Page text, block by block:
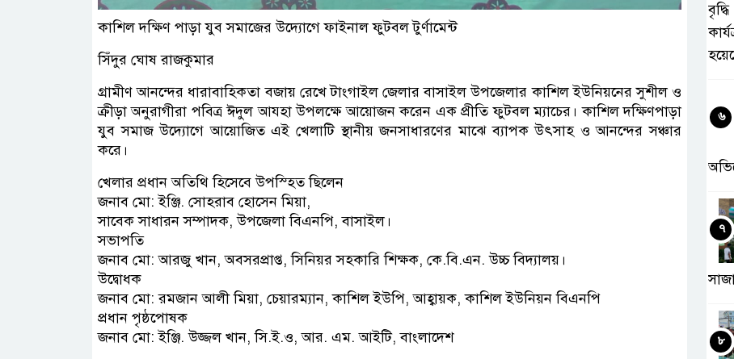
কাশিল দক্ষিণ পাড়া যুব সমাজের উদ্যােগে ফাইনাল ফুটবল টুর্ণামেন্ট
সিঁদুর ঘোষ রাজকুমার
গ্রামীণ আনন্দের ধারাবাহিকতা বজায় রেখে টাংগাইল জেলার বাসাইল উপজেলার কাশিল ইউনিয়নের সুশীল ও
ক্রীড়া অনুরাগীরা পবিত্র ঈদুল আযহা উপলক্ষে আয়োজন করেন এক প্রীতি ফুটবল ম্যাচের। কাশিল দক্ষিণপাড়া
যুব সমাজ উদ্যোগে আয়োজিত এই খেলাটি স্থানীয় জনসাধারণের মাঝে ব্যাপক উৎসাহ ও আনন্দের সঞ্চার
করে।
খেলার প্রধান অতিথি হিসেবে উপস্হিত ছিলেন
জনাব মো: ইঞ্জি. সোহরাব হোসেন মিয়া,
সাবেক সাধারন সম্পাদক, উপজেলা বিএনপি, বাসাইল।
সভাপতি
জনাব মো: আরজু খান, অবসরপ্রাপ্ত, সিনিয়র সহকারি শিক্ষক, কে.বি.এন. উচ্চ বিদ্যালয়।
উদ্বোধক
জনাব মো: রমজান আলী মিয়া, চেয়ারম্যান, কাশিল ইউপি, আহ্বায়ক, কাশিল ইউনিয়ন বিএনপি
প্রধান পৃষ্ঠপোষক
জনাব মো: ইঞ্জি. উজ্জল খান, সি.ই.ও, আর. এম. আইটি, বাংলাদেশ
৬
৭
৮